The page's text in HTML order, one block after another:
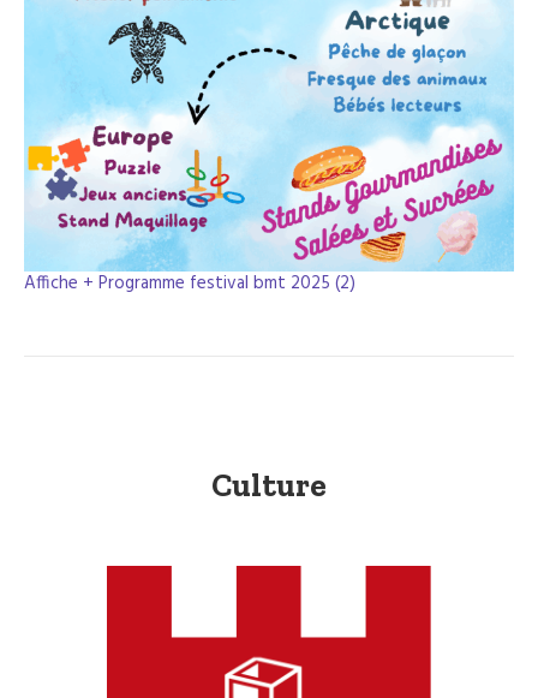
Affiche + Programme festival bmt 2025 (2)
Culture